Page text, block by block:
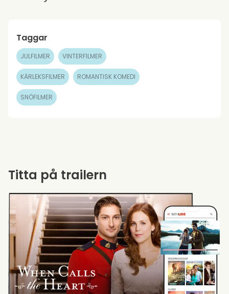
Taggar
JULFILMER VINTERFILMER
KÄRLEKSFILMER ROMANTISK KOMEDI
SNÖFILMER
Titta på trailern